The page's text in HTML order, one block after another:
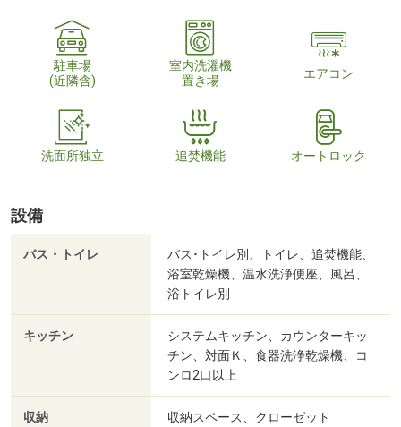
駐車場
(近隣含)
室内洗濯機
置き場
エアコン
洗面所独立 追焚機能 オートロック
設備
バス・トイレ
バス･トイレ別、トイレ、追焚機能、
浴室乾燥機、温水洗浄便座、風呂、
浴トイレ別
キッチン
システムキッチン、カウンターキッ
チン、対面Ｋ、食器洗浄乾燥機、コ
ンロ2口以上
収納 収納スペース、クローゼット